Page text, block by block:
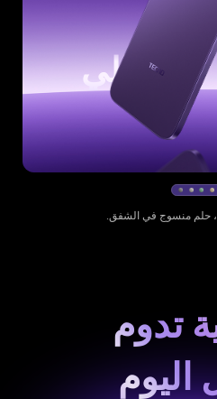
نعناعي
بهمسة نسيم الطبيعة.
تدوم
اليوم